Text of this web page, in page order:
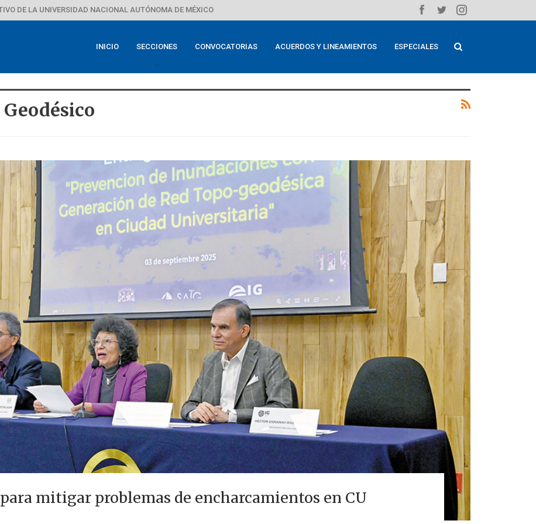
DE LA UNIVERSIDAD NACIONAL AUTÓNOMA DE MÉXICO
INICIO SECCIONES CONVOCATORIAS ACUERDOS Y LINEAMIENTOS ESPECIALES
mitigar problemas de encharcamientos en CU